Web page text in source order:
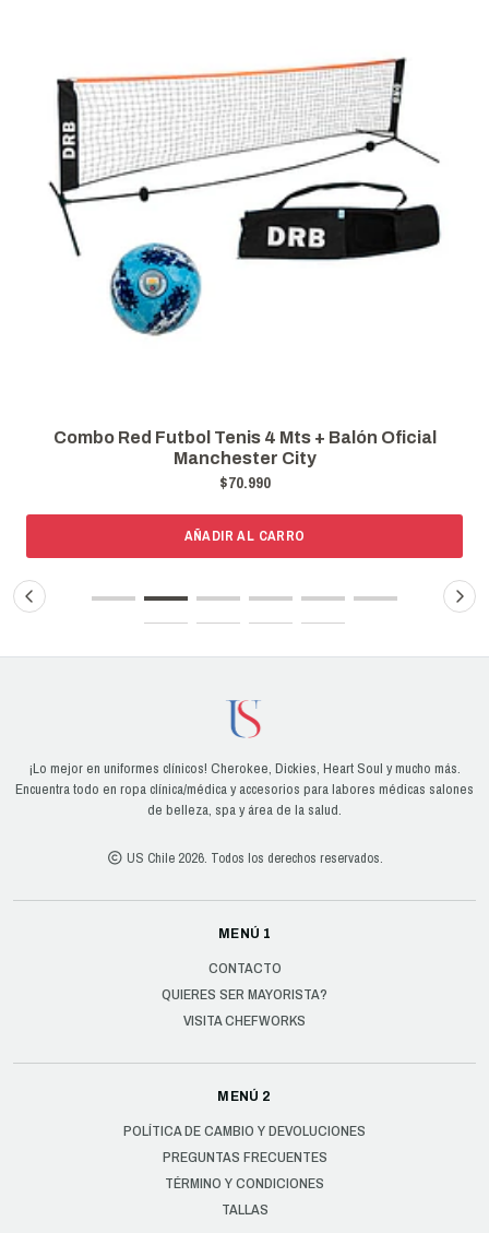
Combo Red Futbol Tenis 4 Mts + Balón Oficial
Manchester City
$70.990
AÑADIR AL CARRO
¡Lo mejor en uniformes clínicos! Cherokee, Dickies, Heart Soul y mucho más.
Encuentra todo en ropa clínica/médica y accesorios para labores médicas salones
de belleza, spa y área de la salud.
US Chile 2026. Todos los derechos reservados.
MENÚ 1
CONTACTO
QUIERES SER MAYORISTA?
VISITA CHEFWORKS
MENÚ 2
POLÍTICA DE CAMBIO Y DEVOLUCIONES
PREGUNTAS FRECUENTES
TÉRMINO Y CONDICIONES
TALLAS